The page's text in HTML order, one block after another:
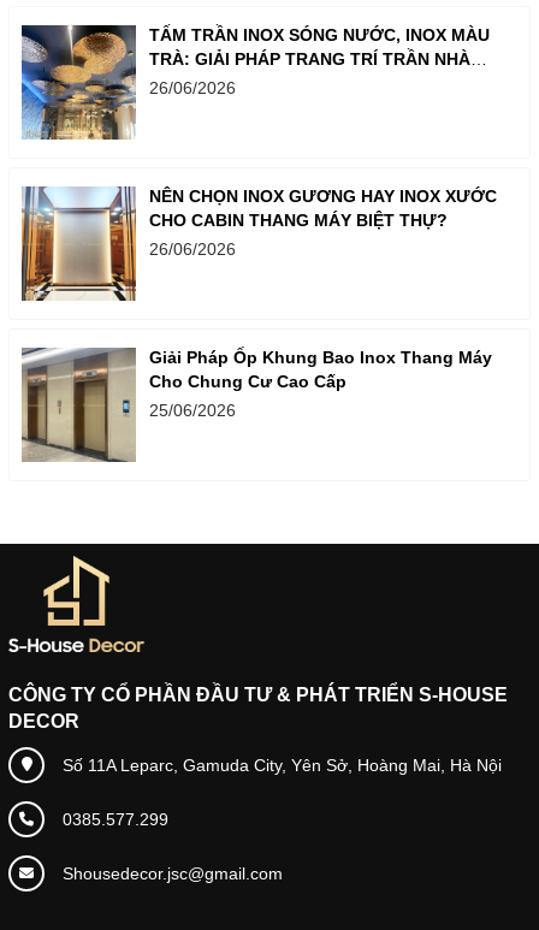
TẤM TRẦN INOX SÓNG NƯỚC, INOX MÀU
TRÀ: GIẢI PHÁP TRANG TRÍ TRẦN NHÀ
SANG TRỌNG
26/06/2026
NÊN CHỌN INOX GƯƠNG HAY INOX XƯỚC
CHO CABIN THANG MÁY BIỆT THỰ?
26/06/2026
Giải Pháp Ốp Khung Bao Inox Thang Máy
Cho Chung Cư Cao Cấp
25/06/2026
CÔNG TY CỔ PHẦN ĐẦU TƯ & PHÁT TRIỂN S-HOUSE
DECOR
Số 11A Leparc, Gamuda City, Yên Sở, Hoàng Mai, Hà Nội
0385.577.299
Shousedecor.jsc@gmail.com